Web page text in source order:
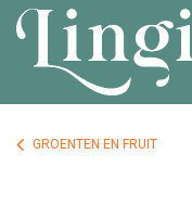
Overslaan naar inhoud
GROENTEN EN FRUIT